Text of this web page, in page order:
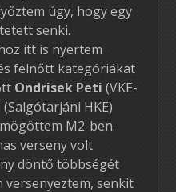
úgy, hogy egy
senki.
itt is nyertem
felnőtt kategóriákat
Ondrisek Peti (VKE-
(Salgótarjáni HKE)
M2-ben.
verseny volt
döntő többségét
versenyeztem, senkit